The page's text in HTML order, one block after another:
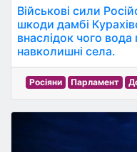
Військові сили
шкоди дамбі
внаслідок чого
навколишні села.
Росіяни Парламент